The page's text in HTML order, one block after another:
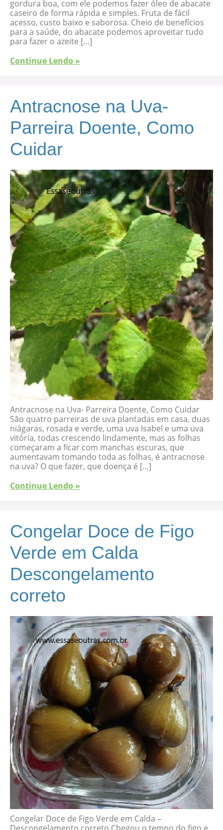
gordura boa, com ele podemos fazer óleo de abacate
caseiro de forma rápida e simples. Fruta de fácil
acesso, custo baixo e saborosa. Cheio de benefícios
para a saúde, do abacate podemos aproveitar tudo
para fazer o azeite […]
Continue Lendo »
Antracnose na Uva-
Parreira Doente, Como
Cuidar
Antracnose na Uva- Parreira Doente, Como Cuidar
São quatro parreiras de uva plantadas em casa, duas
niágaras, rosada e verde, uma uva Isabel e uma uva
vitória, todas crescendo lindamente, mas as folhas
começaram a ficar com manchas escuras, que
aumentavam tomando toda as folhas, é antracnose
na uva? O que fazer, que doença é […]
Continue Lendo »
Congelar Doce de Figo
Verde em Calda
Descongelamento
correto
Congelar Doce de Figo Verde em Calda –